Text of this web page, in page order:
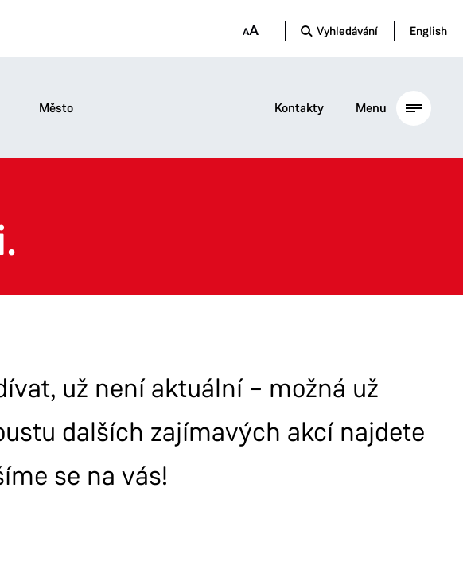
Vyhledávání English
Město Kontakty Menu
už není aktuální – možná už
dalších zajímavých akcí najdete
se na vás!